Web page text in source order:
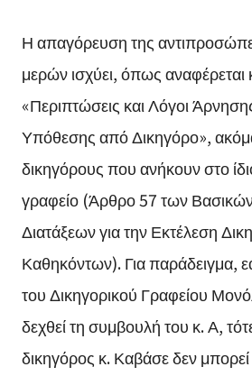
Η απαγόρευση της
μερών ισχύει, όπως αναφέρεται
«Περιπτώσεις και Λόγοι
Υπόθεσης από Δικηγόρο»,
δικηγόρους που ανήκουν στο
γραφείο (Άρθρο 57 των
Διατάξεων για την Εκτέλεση
Καθηκόντων). Για παράδειγμα,
του Δικηγορικού Γραφείου
δεχθεί τη συμβουλή του κ. Α,
δικηγόρος κ. Καβάσε δεν μπορεί